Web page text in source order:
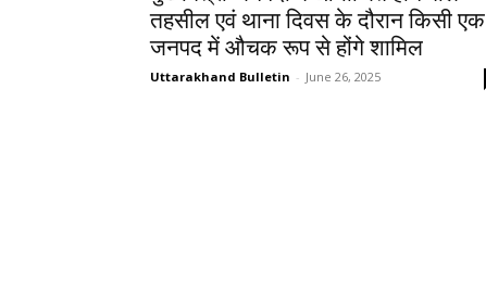
तहसील एवं थाना दिवस के दौरान किसी एक
जनपद में औचक रूप से होंगे शामिल
Uttarakhand Bulletin - June 26, 2025